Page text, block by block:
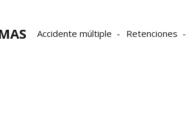
Accidente múltiple Retenciones